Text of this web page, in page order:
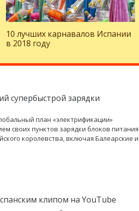
10 лучших карнавалов Испании
в 2018 году
супербыстрой зарядки
план «электрификации»
своих пунктов зарядки блоков питания
королевства, включая Балеарские и
клипом на YouTube